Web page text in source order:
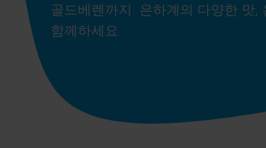
골드베렌까지. 은하계의 다양한 맛,
함께하세요.